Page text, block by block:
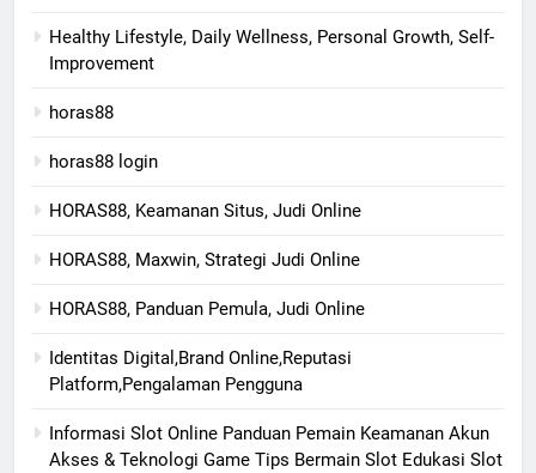
Healthy Lifestyle, Daily Wellness, Personal Growth, Self-
Improvement
horas88
horas88 login
HORAS88, Keamanan Situs, Judi Online
HORAS88, Maxwin, Strategi Judi Online
HORAS88, Panduan Pemula, Judi Online
Identitas Digital,Brand Online,Reputasi
Platform,Pengalaman Pengguna
Informasi Slot Online Panduan Pemain Keamanan Akun
Akses & Teknologi Game Tips Bermain Slot Edukasi Slot